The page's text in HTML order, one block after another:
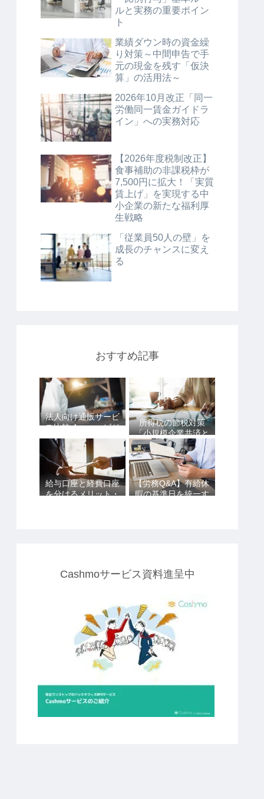
ルと実務の重要ポイン
ト
業績ダウン時の資金繰
り対策～中間申告で手
元の現金を残す「仮決
算」の活用法～
2026年10月改正「同一
労働同一賃金ガイドラ
イン」への実務対応
【2026年度税制改正】
食事補助の非課税枠が
7,500円に拡大！「実質
賃上げ」を実現する中
小企業の新たな福利厚
生戦略
「従業員50人の壁」を
成長のチャンスに変え
る
おすすめ記事
法人向け通販サービ
ス比較 Amazonビジ
ネスvsアスクルvsた
のめーる
所得税の節税対策
「小規模企業共済と
iDeCoは併用できま
す！」
給与口座と経費口座
を分けるメリット・
【労務Q&A】有給休
暇の基準日を統一す
Cashmoサービス資料進呈中